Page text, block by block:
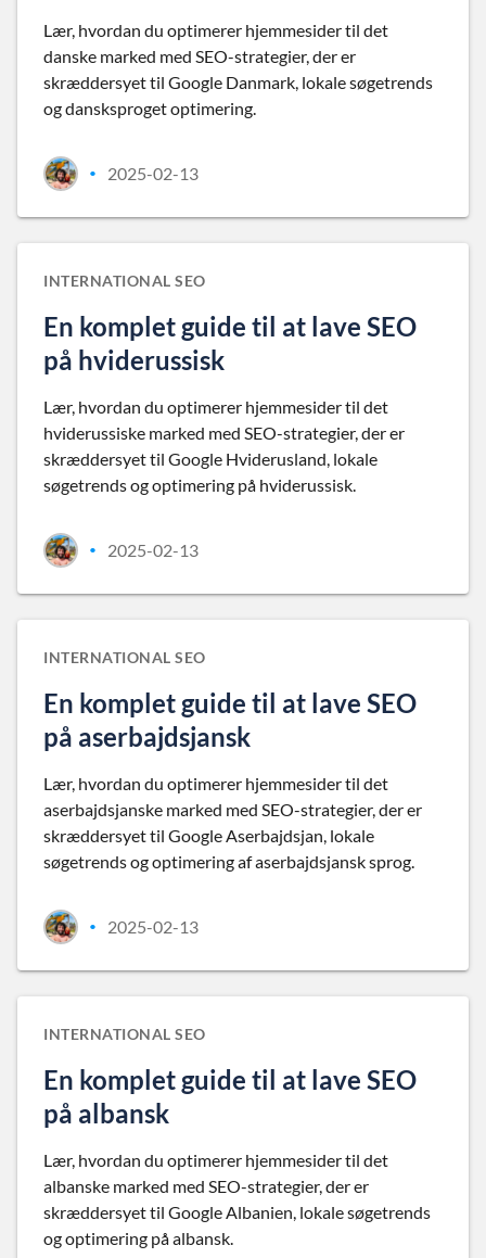
Lær, hvordan du optimerer hjemmesider til det
danske marked med SEO-strategier, der er
skræddersyet til Google Danmark, lokale søgetrends
og dansksproget optimering.
• 2025-02-13
INTERNATIONAL SEO
En komplet guide til at lave SEO
på hviderussisk
Lær, hvordan du optimerer hjemmesider til det
hviderussiske marked med SEO-strategier, der er
skræddersyet til Google Hviderusland, lokale
søgetrends og optimering på hviderussisk.
• 2025-02-13
INTERNATIONAL SEO
En komplet guide til at lave SEO
på aserbajdsjansk
Lær, hvordan du optimerer hjemmesider til det
aserbajdsjanske marked med SEO-strategier, der er
skræddersyet til Google Aserbajdsjan, lokale
søgetrends og optimering af aserbajdsjansk sprog.
• 2025-02-13
INTERNATIONAL SEO
En komplet guide til at lave SEO
på albansk
Lær, hvordan du optimerer hjemmesider til det
albanske marked med SEO-strategier, der er
skræddersyet til Google Albanien, lokale søgetrends
og optimering på albansk.